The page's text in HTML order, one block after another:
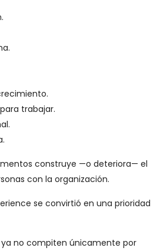
trabajar.
construye —o deteriora— el
con la organización.
se convirtió en una prioridad
ya no compiten únicamente por